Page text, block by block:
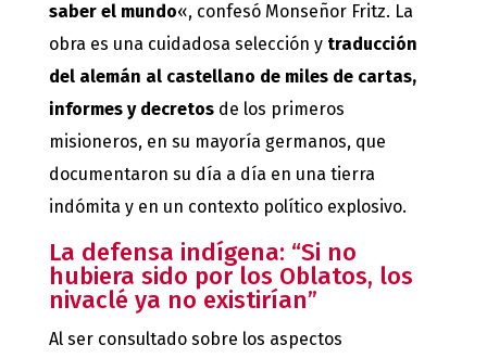
saber el mundo«, confesó Monseñor Fritz. La
obra es una cuidadosa selección y traducción
del alemán al castellano de miles de cartas,
informes y decretosde los primeros
misioneros, en su mayoría germanos, que
documentaron su día a día en una tierra
indómita y en un contexto político explosivo.
La defensa indígena: “Si no
hubiera sido por los Oblatos, los
nivaclé ya no existirían”
Al ser consultado sobre los aspectos